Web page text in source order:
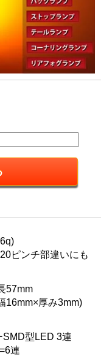
ピンチ部違いにも
57mm
16mm×厚み3mm)
型LED 3連
連